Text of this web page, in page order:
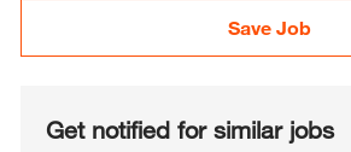
Save Job
Get notified for similar jobs